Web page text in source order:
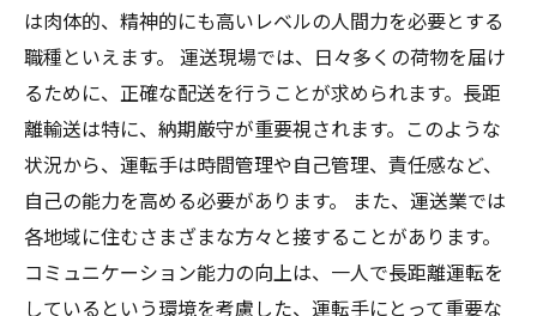
は肉体的、精神的にも高いレベルの人間力を必要とする
職種といえます。 運送現場では、日々多くの荷物を届け
るために、正確な配送を行うことが求められます。長距
離輸送は特に、納期厳守が重要視されます。このような
状況から、運転手は時間管理や自己管理、責任感など、
自己の能力を高める必要があります。 また、運送業では
各地域に住むさまざまな方々と接することがあります。
コミュニケーション能力の向上は、一人で長距離運転を
しているという環境を考慮した、運転手にとって重要な